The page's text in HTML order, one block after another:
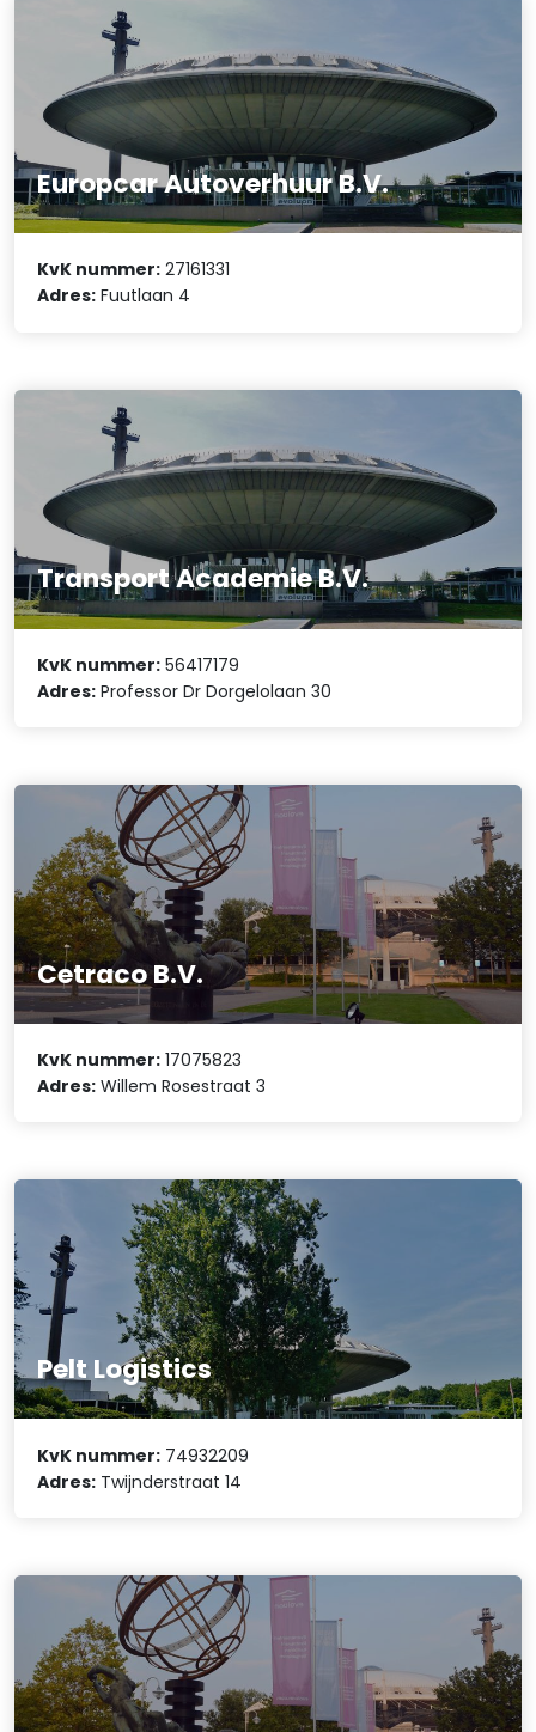
Europcar Autoverhuur B.V.
KvK nummer: 27161331
Adres: Fuutlaan 4
Transport Academie B.V.
KvK nummer: 56417179
Adres: Professor Dr Dorgelolaan 30
Cetraco B.V.
KvK nummer: 17075823
Adres: Willem Rosestraat 3
Pelt Logistics
KvK nummer: 74932209
Adres: Twijnderstraat 14